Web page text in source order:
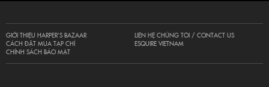
GIỚI THIỆU HARPER’S BAZAAR
CÁCH ĐẶT MUA TẠP CHÍ
CHÍNH SÁCH BẢO MẬT
LIÊN HỆ CHÚNG TÔI / CONTACT US
ESQUIRE VIETNAM